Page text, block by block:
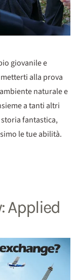
giovanile e
alla prova
naturale e
a tanti altri
fantastica,
le tue abilità.
Applied